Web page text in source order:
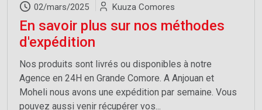
02/mars/2025 Kuuza Comores
En savoir plus sur nos méthodes
d'expédition
Nos produits sont livrés ou disponibles à notre
Agence en 24H en Grande Comore. A Anjouan et
Moheli nous avons une expédition par semaine. Vous
pouvez aussi venir récupérer vos...